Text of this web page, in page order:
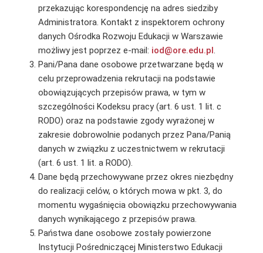
przekazując korespondencję na adres siedziby
Administratora. Kontakt z inspektorem ochrony
danych Ośrodka Rozwoju Edukacji w Warszawie
możliwy jest poprzez e-mail: iod@ore.edu.pl.
Pani/Pana dane osobowe przetwarzane będą w
celu przeprowadzenia rekrutacji na podstawie
obowiązujących przepisów prawa, w tym w
szczególności Kodeksu pracy (art. 6 ust. 1 lit. c
RODO) oraz na podstawie zgody wyrażonej w
zakresie dobrowolnie podanych przez Pana/Panią
danych w związku z uczestnictwem w rekrutacji
(art. 6 ust. 1 lit. a RODO).
Dane będą przechowywane przez okres niezbędny
do realizacji celów, o których mowa w pkt. 3, do
momentu wygaśnięcia obowiązku przechowywania
danych wynikającego z przepisów prawa.
Państwa dane osobowe zostały powierzone
Instytucji Pośredniczącej Ministerstwo Edukacji